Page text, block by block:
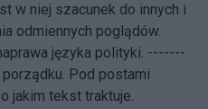
w niej szacunek do innych i
odmiennych poglądów.
języka polityki. -------
Pod postami
jakim tekst traktuje.